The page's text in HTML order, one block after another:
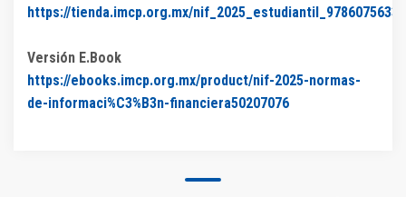
https://tienda.imcp.org.mx/
Versión E.Book
https://ebooks.imcp.org.mx/product/nif-2025-normas-
de-informaci%C3%B3n-financiera50207076